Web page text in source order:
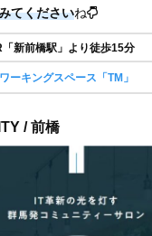
てくださいね
新前橋駅」より徒歩15分
ーキングスペース「TM」
/ 前橋